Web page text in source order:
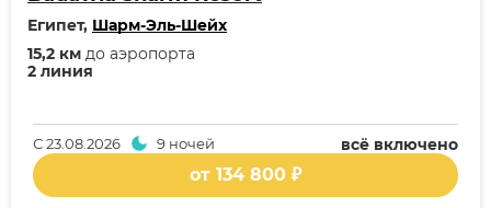
Египет, Шарм-Эль-Шейх
2 линия
15,2 км до аэропорта
всё включено
С23.08.2026 9 ночей
от 134 800 ₽